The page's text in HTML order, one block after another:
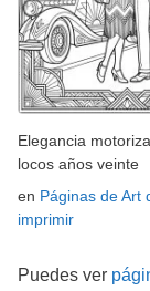
Elegancia
locos años veinte
en Páginas de Art
imprimir
Puedes ver